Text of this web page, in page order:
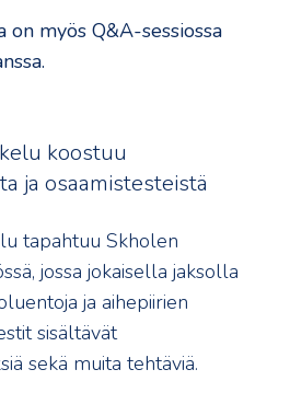
on myös Q&A-sessiossa
koostuu
ja osaamistesteistä
tapahtuu Skholen
jossa jokaisella jaksolla
ja aihepiirien
sisältävät
sekä muita tehtäviä.